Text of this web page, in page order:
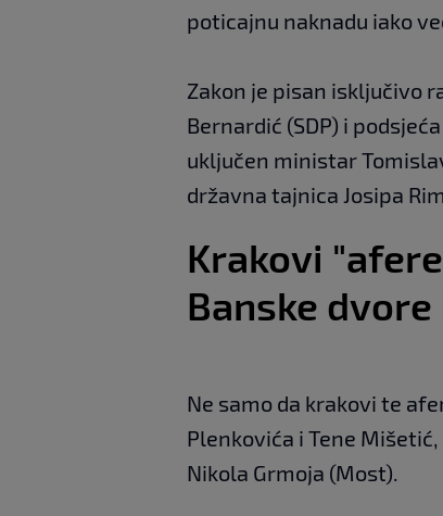
poticajnu naknadu iako
Zakon je pisan isključivo
Bernardić (SDP) i
uključen ministar
državna tajnica Josipa
Krakovi
Banske dvore
Ne samo da krakovi te
Plenkovića i Tene
Nikola Grmoja (Most).